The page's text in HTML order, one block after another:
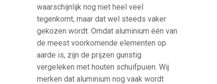
waarschijnlijk nog niet heel veel
tegenkomt, maar dat wel steeds vaker
gekozen wordt. Omdat aluminium één van
de meest voorkomende elementen op
aarde is, zijn de prijzen gunstig
vergeleken met houten schuifpuien. Wij
merken dat aluminium nog vaak wordt